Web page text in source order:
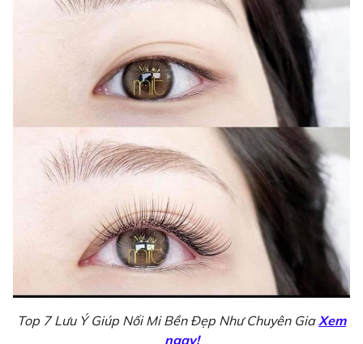
Top 7 Lưu Ý Giúp Nối Mi Bền Đẹp Như Chuyên GiaXem
ngay!